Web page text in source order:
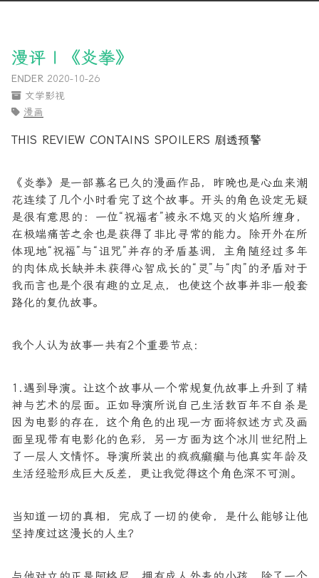
漫评 | 《炎拳》
ENDER 2020-10-26
文学影视
漫画
THIS REVIEW CONTAINS SPOILERS 剧透预警
《炎拳》是一部慕名已久的漫画作品，昨晚也是心血来潮
花连续了几个小时看完了这个故事。开头的角色设定无疑
是很有意思的：一位“祝福者”被永不熄灭的火焰所缠身，
在极端痛苦之余也是获得了非比寻常的能力。除开外在所
体现地“祝福”与“诅咒”并存的矛盾基调，主角随经过多年
的肉体成长缺并未获得心智成长的“灵”与“肉”的矛盾对于
我而言也是个很有趣的立足点，也使这个故事并非一般套
路化的复仇故事。
我个人认为故事一共有2个重要节点：
1.遇到导演。让这个故事从一个常规复仇故事上升到了精
神与艺术的层面。正如导演所说自己生活数百年不自杀是
因为电影的存在，这个角色的出现一方面将叙述方式及画
面呈现带有电影化的色彩，另一方面为这个冰川世纪附上
了一层人文情怀。导演所装出的疯疯癫癫与他真实年龄及
生活经验形成巨大反差，更让我觉得这个角色深不可测。
当知道一切的真相，完成了一切的使命，是什么能够让他
坚持度过这漫长的人生？